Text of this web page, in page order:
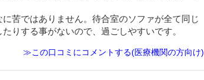
苦ではありません。待合室のソファが全て同じ
りする事がないので、過ごしやすいです。
≫この口コミにコメントする(医療機関の方向け)